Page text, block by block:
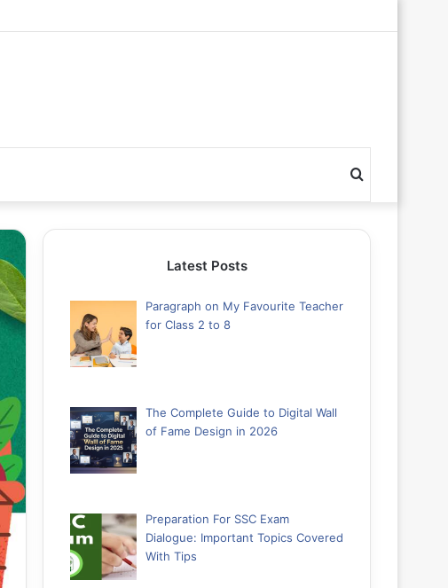
Search
for
Latest Posts
Paragraph on My Favourite Teacher
for Class 2 to 8
The Complete Guide to Digital Wall
of Fame Design in 2026
Preparation For SSC Exam
Dialogue: Important Topics Covered
With Tips